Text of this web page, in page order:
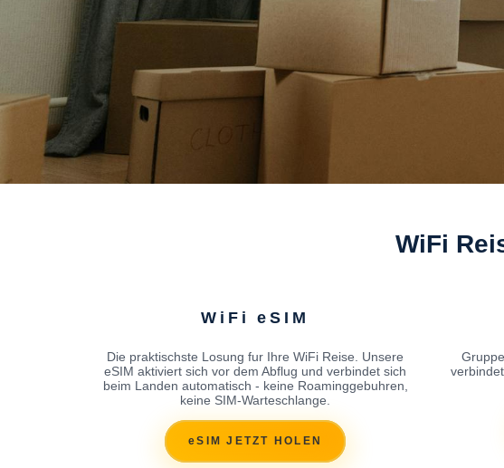
WiFi
WiFi eSIM
Die praktischste Losung fur Ihre WiFi Reise. Unsere
eSIM aktiviert sich vor dem Abflug und verbindet sich
beim Landen automatisch - keine Roaminggebuhren,
keine SIM-Warteschlange.
eSIM JETZT HOLEN